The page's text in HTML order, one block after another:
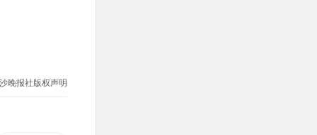
晚报社版权声明